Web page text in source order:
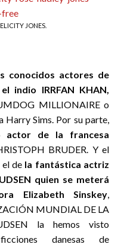
JONES.
conocidos actores de
indio IRRFAN KHAN,
MILLIONAIRE o
Harry Sims. Por su parte,
actor de la francesa
BRUDER. Y el
de la fantástica actriz
quien se meterá
Elizabeth Sinskey,
MUNDIAL DE LA
la hemos visto
danesas de